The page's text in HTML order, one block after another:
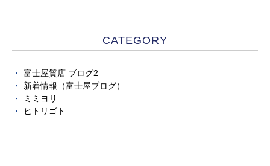
CATEGORY
富士屋質店 ブログ2
新着情報（富士屋ブログ）
ミミヨリ
ヒトリゴト